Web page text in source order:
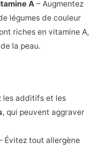
A – Augmentez
légumes de couleur
riches en vitamine A,
la peau.
les additifs et les
, qui peuvent aggraver
Évitez tout allergène